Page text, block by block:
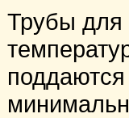
Трубы для